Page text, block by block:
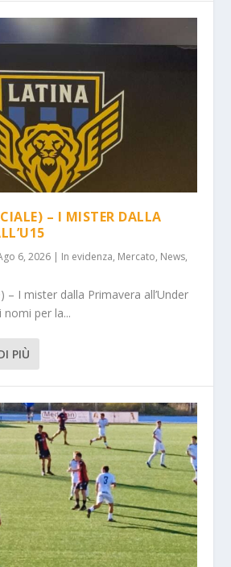
– I MISTER DALLA
6, 2026 | In evidenza, Mercato, News,
– I mister dalla Primavera all’Under
nomi per la...
PIÙ